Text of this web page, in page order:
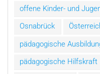
offene Kinder- und
Osnabrück
pädagogische
pädagogische Hilfskraft